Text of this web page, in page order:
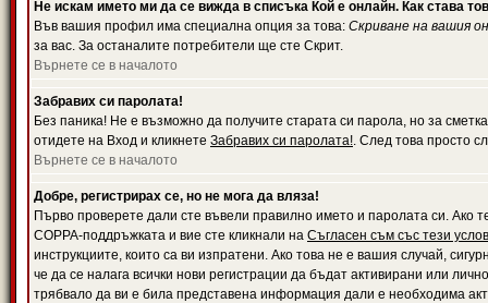
Не искам името ми да се вижда в списъка Кой е онлайн. Как става
Във вашия профил има специална опция за това: Скриване на вашия
за вас. За останалите потребители ще сте Скрит.
Върнете се в началото
Забравих си паролата!
Без паника! Не е възможно да получите старата си парола, но за
отидете на Вход и кликнете Забравих си паролата!. След това просто
Върнете се в началото
Добре, регистрирах се, но не мога да вляза!
Първо проверете дали сте въвели правилно името и паролата си. Ако
COPPA-поддръжката и вие сте кликнали на Съгласен съм със тези
инструкциите, които са ви изпратени. Ако това не е вашия случай,
че да се налага всички нови регистрации да бъдат активирани или
трябвало да ви е била представена информация дали е необходима